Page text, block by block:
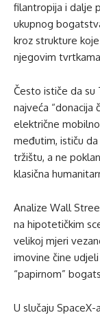
filantropija i dalje
ukupnog
kroz strukture
njegovim
Često ističe da su
najveća “donacija
električne
međutim, ističu
tržištu, a ne
klasična
Analize Wall
na hipotetičkim
velikoj mjeri
imovine čine
“papirnom”
U slučaju